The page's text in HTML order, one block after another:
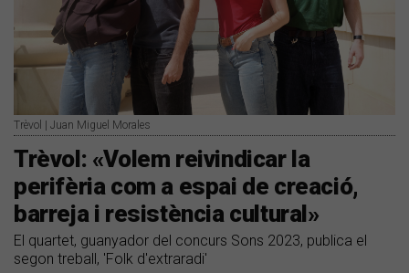
Trèvol | Juan Miguel Morales
Trèvol: «Volem reivindicar la
perifèria com a espai de creació,
barreja i resistència cultural»
El quartet, guanyador del concurs Sons 2023, publica el
segon treball, 'Folk d'extraradi'